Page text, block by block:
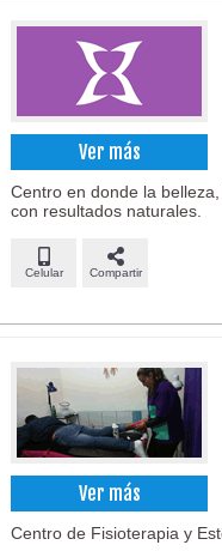
Ver más
Centro en donde la
con resultados naturales.
Celular Compartir
Ver más
Centro de Fisioterapia y